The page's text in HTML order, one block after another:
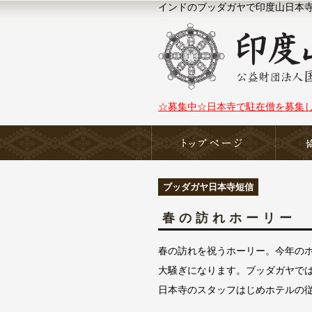
インドのブッダガヤで印度山日本
☆募集中☆日本寺で駐在僧を募集
ブッダガヤ日本寺短信
春の訪れホーリー
春の訪れを祝うホーリー。今年の
大騒ぎになります。ブッダガヤで
日本寺のスタッフはじめホテルの